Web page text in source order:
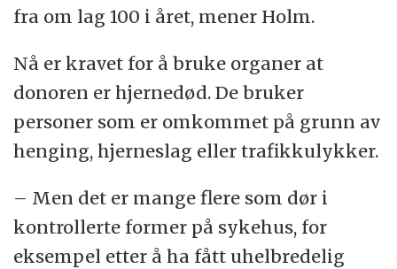
fra om lag 100 i året, mener Holm.
Nå er kravet for å bruke organer at
donoren er hjernedød. De bruker
personer som er omkommet på grunn av
henging, hjerneslag eller trafikkulykker.
– Men det er mange flere som dør i
kontrollerte former på sykehus, for
eksempel etter å ha fått uhelbredelig